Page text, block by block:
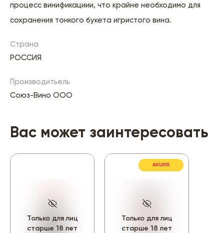
процесс винификациии, что крайне необходимо для
сохранения тонкого букета игристого вина.
Страна
РОССИЯ
Производитьель
Союз-Вино ООО
Вас может заинтересовать
Только для лиц
старше 18 лет
Только для лиц
старше 18 лет
АКЦИЯ